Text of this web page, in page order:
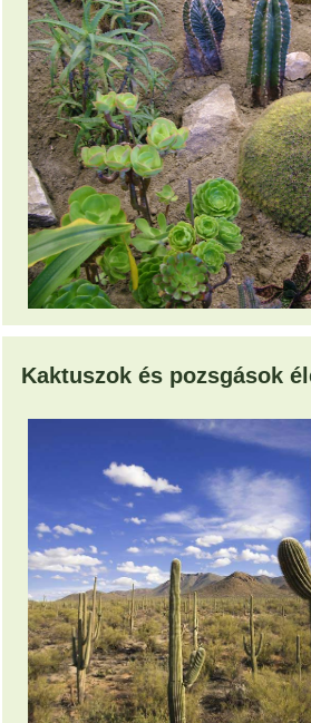
Kaktuszok és pozsgások